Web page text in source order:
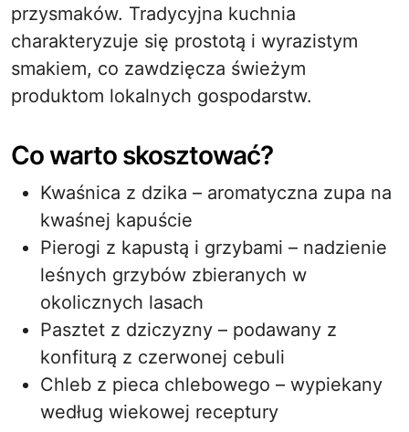
przysmaków. Tradycyjna kuchnia
charakteryzuje się prostotą i wyrazistym
smakiem, co zawdzięcza świeżym
produktom lokalnych gospodarstw.
Co warto skosztować?
Kwaśnica z dzika – aromatyczna zupa na
kwaśnej kapuście
Pierogi z kapustą i grzybami – nadzienie
leśnych grzybów zbieranych w
okolicznych lasach
Pasztet z dziczyzny – podawany z
konfiturą z czerwonej cebuli
Chleb z pieca chlebowego – wypiekany
według wiekowej receptury